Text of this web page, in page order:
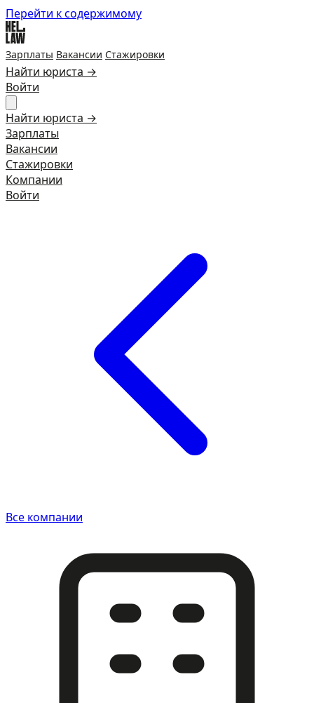
Перейти к содержимому
Зарплаты Вакансии Стажировки
Найти юриста →
Войти
Найти юриста →
Зарплаты
Вакансии
Стажировки
Компании
Войти
Все компании